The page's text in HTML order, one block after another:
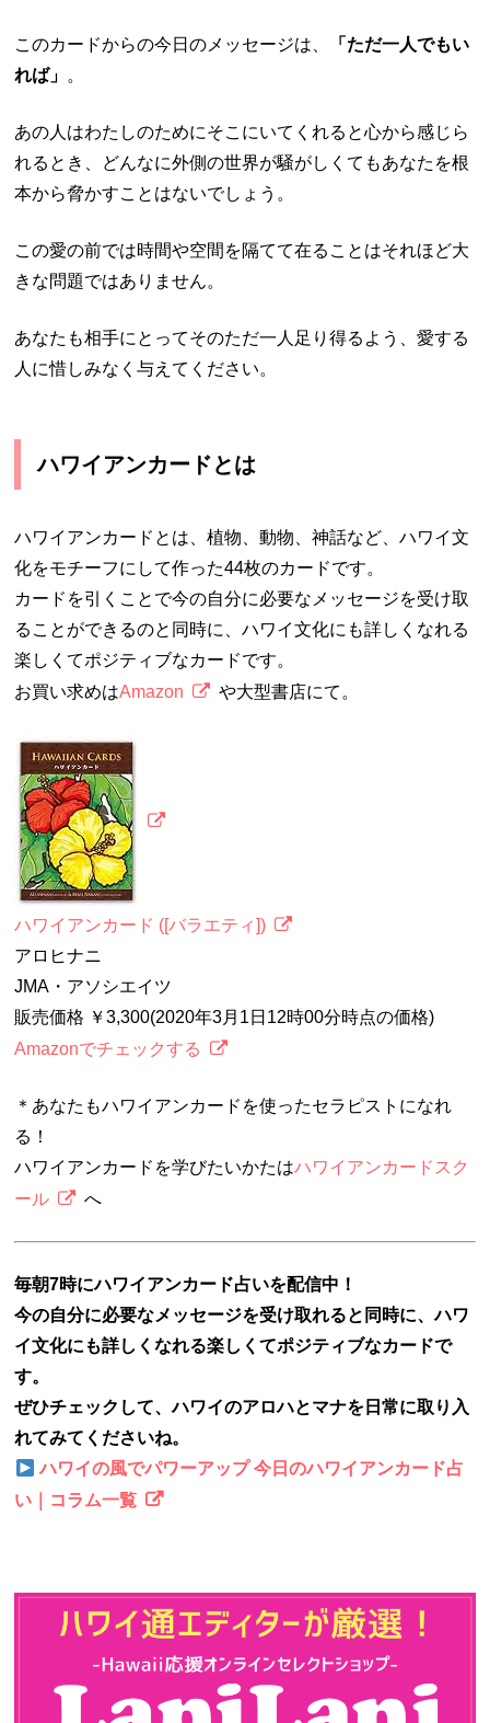
このカードからの今日のメッセージは、
「ただ一人でもい
れば」 。
あの人はわたしのためにそこにいてくれると心から感じら
れるとき、どんなに外側の世界が騒がしくてもあなたを根
本から脅かすことはないでしょう。
この愛の前では時間や空間を隔てて在ることはそれほど大
きな問題ではありません。
あなたも相手にとってそのただ一人足り得るよう、愛する
人に惜しみなく与えてください。
ハワイアンカードとは
ハワイアンカードとは、植物、動物、神話など、ハワイ文
化をモチーフにして作った44枚のカードです。
カードを引くことで今の自分に必要なメッセージを受け取
ることができるのと同時に、ハワイ文化にも詳しくなれる
楽しくてポジティブなカードです。
お買い求めはAmazon や大型書店にて。
ハワイアンカード ([バラエティ])
アロヒナニ
JMA・アソシエイツ
販売価格 ￥3,300(2020年3月1日12時00分時点の価格)
Amazonでチェックする
＊あなたもハワイアンカードを使ったセラピストになれ
る！
ハワイアンカードを学びたいかたはハワイアンカードスク
ール
へ
毎朝7時にハワイアンカード占いを配信中！
今の自分に必要なメッセージを受け取れると同時に、ハワ
イ文化にも詳しくなれる楽しくてポジティブなカードで
す。
ぜひチェックして、ハワイのアロハとマナを日常に取り入
れてみてくださいね。
ハワイの風でパワーアップ 今日のハワイアンカード占
い｜コラム一覧